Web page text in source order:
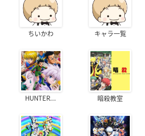
ちいかわ キャラ一覧
HUNTER... 暗殺教室